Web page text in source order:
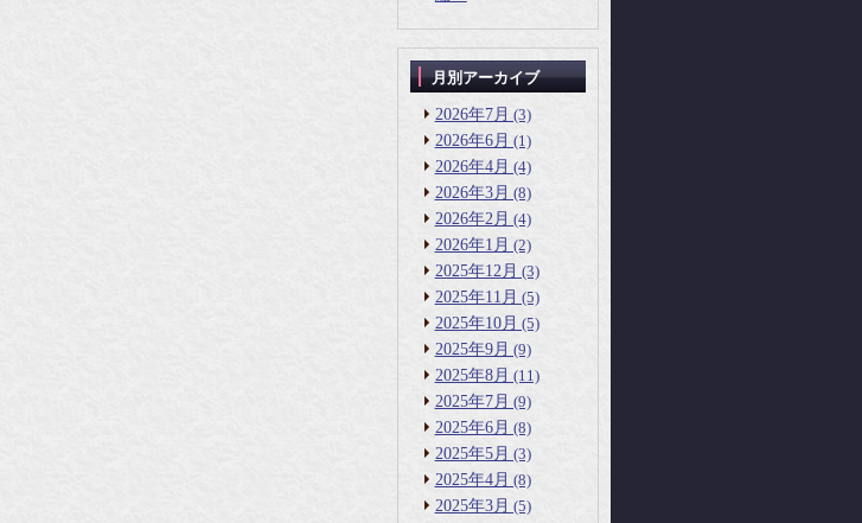
月別アーカイブ
2026年7月 (3)
2026年6月 (1)
2026年4月 (4)
2026年3月 (8)
2026年2月 (4)
2026年1月 (2)
2025年12月 (3)
2025年11月 (5)
2025年10月 (5)
2025年9月 (9)
2025年8月 (11)
2025年7月 (9)
2025年6月 (8)
2025年5月 (3)
2025年4月 (8)
2025年3月 (5)